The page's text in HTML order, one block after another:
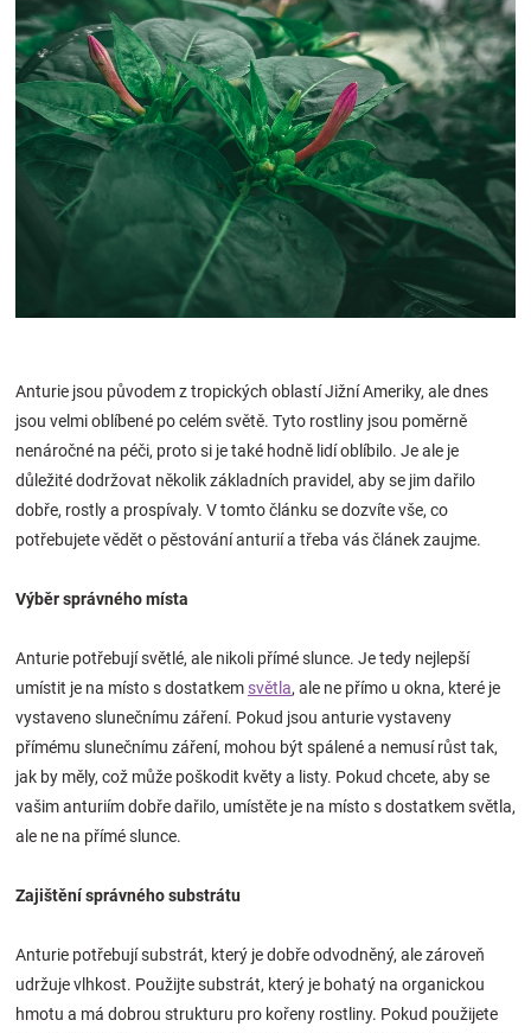
a
zábava
pro
Novinky
Značky
Blog
Hračkářství
Přihlášení
Anturie jsou původem z tropických oblastí Jižní Ameriky, ale dnes
jsou velmi oblíbené po celém světě. Tyto rostliny jsou poměrně
nenáročné na péči, proto si je také hodně lidí oblíbilo. Je ale je
důležité dodržovat několik základních pravidel, aby se jim dařilo
dobře, rostly a prospívaly. V tomto článku se dozvíte vše, co
potřebujete vědět o pěstování anturií a třeba vás článek zaujme.
Výběr správného místa
Anturie potřebují světlé, ale nikoli přímé slunce. Je tedy nejlepší
umístit je na místo s dostatkem světla, ale ne přímo u okna, které je
vystaveno slunečnímu záření. Pokud jsou anturie vystaveny
přímému slunečnímu záření, mohou být spálené a nemusí růst tak,
jak by měly, což může poškodit květy a listy. Pokud chcete, aby se
vašim anturiím dobře dařilo, umístěte je na místo s dostatkem světla,
ale ne na přímé slunce.
Zajištění správného substrátu
Anturie potřebují substrát, který je dobře odvodněný, ale zároveň
udržuje vlhkost. Použijte substrát, který je bohatý na organickou
hmotu a má dobrou strukturu pro kořeny rostliny. Pokud použijete